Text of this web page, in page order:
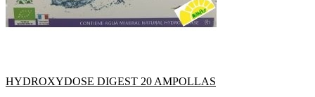
HYDROXYDOSE DIGEST 20 AMPOLLAS